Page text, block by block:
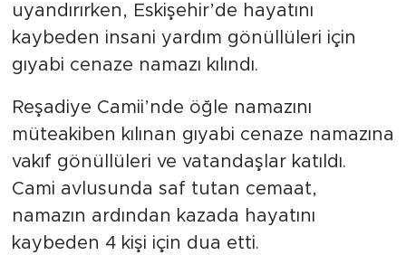
uyandırırken, Eskişehir’de hayatını
kaybeden insani yardım gönüllüleri için
gıyabi cenaze namazı kılındı.
Reşadiye Camii’nde öğle namazını
müteakiben kılınan gıyabi cenaze namazına
vakıf gönüllüleri ve vatandaşlar katıldı.
Cami avlusunda saf tutan cemaat,
namazın ardından kazada hayatını
kaybeden 4 kişi için dua etti.